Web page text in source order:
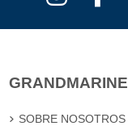
GRANDMARINE
SOBRE NOSOTROS